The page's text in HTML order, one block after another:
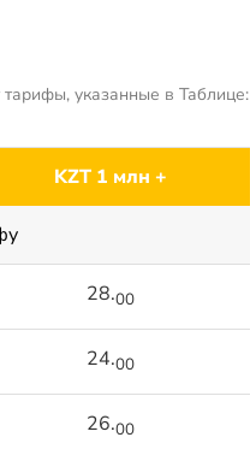
указанные в Таблице:
KZT 1 млн +
28.00
24.00
26.00